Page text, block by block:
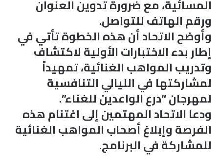
المسائية، مع ضرورة تدوين العنوان
ورقم الهاتف للتواصل.
وأوضح الاتحاد أن هذه الخطوة تأتي في
إطار بدء الاختبارات الأولية لاكتشاف
وتدريب المواهب الغنائية، تمهيداً
لمشاركتها في الليالي التنافسية
لمهرجان “درع الواعدين للغناء”.
ودعا الاتحاد المهتمين إلى اغتنام هذه
الفرصة وإبلاغ أصحاب المواهب الغنائية
للمشاركة في البرنامج.